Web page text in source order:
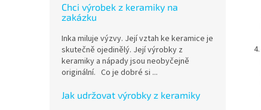
Chci výrobek z keramiky na
zakázku
Inka miluje výzvy. Její vztah ke keramice je
skutečně ojedinělý. Její výrobky z
keramiky a nápady jsou neobyčejně
originální. Co je dobré si ...
Jak udržovat výrobky z keramiky